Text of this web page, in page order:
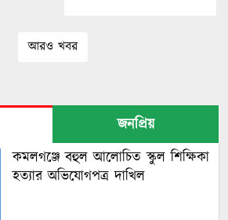
আরও খবর
জনপ্রিয়
কমলগঞ্জে বহুল আলোচিত স্কুল শিক্ষিকা
হত্যার অভিযোগপত্র দাখিল